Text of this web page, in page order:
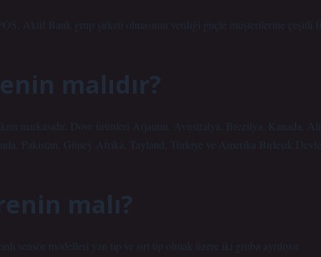
Aktif Bank grup şirketi olmasının verdiği güçle müşterilerine çeşitli
malıdır?
markasıdır. Dove ürünleri Arjantin, Avustralya, Brezilya, Kanada,
Pakistan, Güney Afrika, Tayland, Türkiye ve Amerika Birleşik
malı?
sensör modelleri yan tip ve sırt tip olmak üzere iki gruba ayrılıyor.